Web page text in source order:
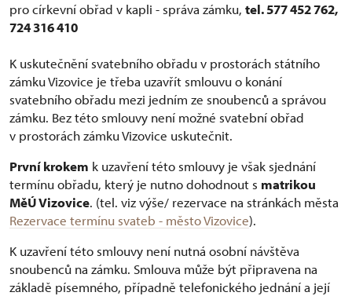
pro církevní obřad v kapli - správa zámku, tel. 577 452 762,
724 316 410
K uskutečnění svatebního obřadu v prostorách státního
zámku Vizovice je třeba uzavřít smlouvu o konání
svatebního obřadu mezi jedním ze snoubenců a správou
zámku. Bez této smlouvy není možné svatební obřad
v prostorách zámku Vizovice uskutečnit.
První krokem k uzavření této smlouvy je však sjednání
termínu obřadu, který je nutno dohodnout s matrikou
MěÚ Vizovice. (tel. viz výše/ rezervace na stránkách města
Rezervace termínu svateb - město Vizovice).
K uzavření této smlouvy není nutná osobní návštěva
snoubenců na zámku. Smlouva může být připravena na
základě písemného, případně telefonického jednání a její